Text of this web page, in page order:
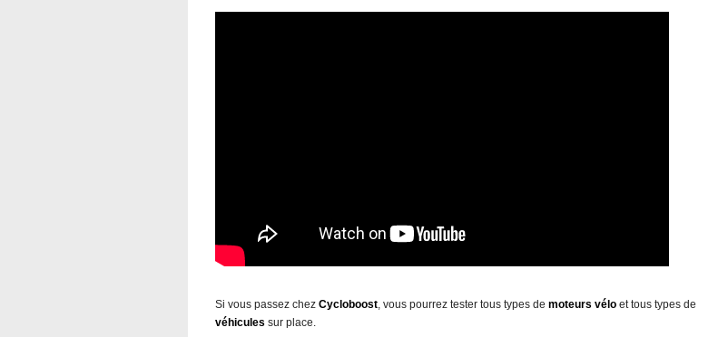
Si vous passez chez Cycloboost, vous pourrez tester tous types de moteurs vélo et tous types de
véhicules sur place.